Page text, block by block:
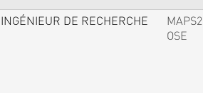
INGÉNIEUR DE RECHERCHE
MAPS2
OSE